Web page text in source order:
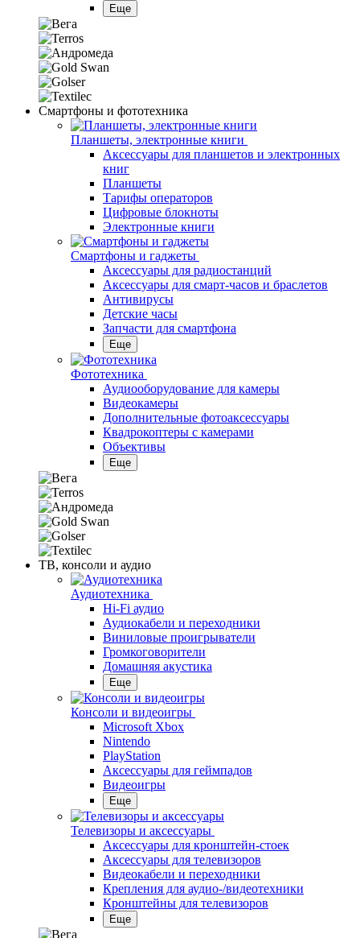
Еще
Смартфоны и фототехника
Планшеты, электронные книги
Аксессуары для планшетов и электронных
книг
Планшеты
Тарифы операторов
Цифровые блокноты
Электронные книги
Смартфоны и гаджеты
Аксессуары для радиостанций
Аксессуары для смарт-часов и браслетов
Антивирусы
Детские часы
Запчасти для смартфона
Еще
Фототехника
Аудиооборудование для камеры
Видеокамеры
Дополнительные фотоаксессуары
Квадрокоптеры с камерами
Объективы
Еще
ТВ, консоли и аудио
Аудиотехника
Hi-Fi аудио
Аудиокабели и переходники
Виниловые проигрыватели
Громкоговорители
Домашняя акустика
Еще
Консоли и видеоигры
Microsoft Xbox
Nintendo
PlayStation
Аксессуары для геймпадов
Видеоигры
Еще
Телевизоры и аксессуары
Аксессуары для кронштейн-стоек
Аксессуары для телевизоров
Видеокабели и переходники
Крепления для аудио-/видеотехники
Кронштейны для телевизоров
Еще